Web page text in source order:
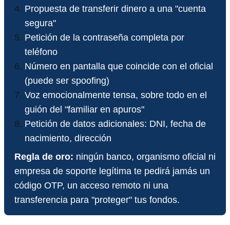
Propuesta de transferir dinero a una "cuenta
segura"
Petición de la contraseña completa por
teléfono
Número en pantalla que coincide con el oficial
(puede ser spoofing)
Voz emocionalmente tensa, sobre todo en el
guión del "familiar en apuros"
Petición de datos adicionales: DNI, fecha de
nacimiento, dirección
Regla de oro: ningún banco, organismo oficial ni
empresa de soporte legítima te pedirá jamás un
código OTP, un acceso remoto ni una
transferencia para "proteger" tus fondos.